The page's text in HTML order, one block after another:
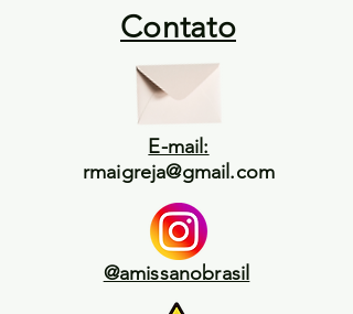
Contato
E-mail:
rmaigreja@gmail.com
@amissanobrasil